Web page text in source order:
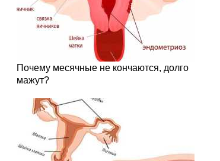
Почему месячные не кончаются, долго
мажут?